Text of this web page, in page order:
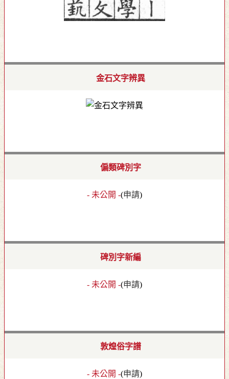
金石文字辨異
偏類碑別字
- 未公開 -(申請)
碑別字新編
- 未公開 -(申請)
敦煌俗字譜
- 未公開 -(申請)